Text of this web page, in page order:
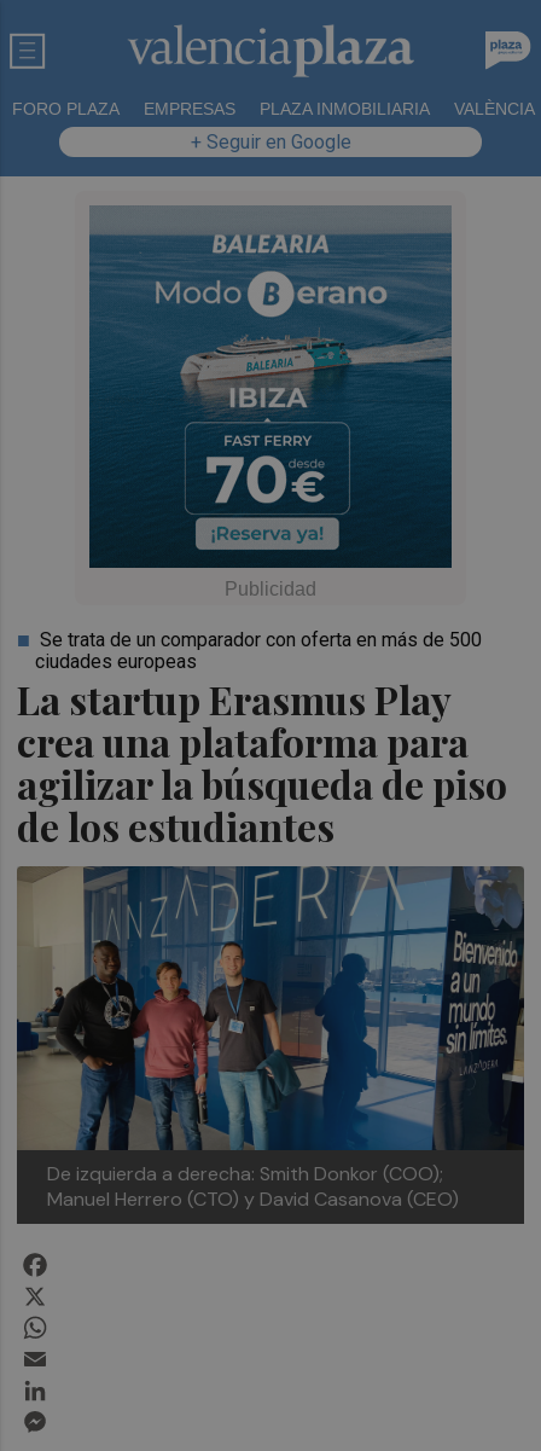
FORO PLAZA EMPRESAS PLAZA INMOBILIARIA VALÈNCIA
+ Seguir en Google
La startup Erasmus Play
crea una plataforma para
agilizar la búsqueda de piso
de los estudiantes
Se trata de un comparador con oferta en más de 500
ciudades europeas
De izquierda a derecha: Smith Donkor (COO);
Manuel Herrero (CTO) y David Casanova (CEO)